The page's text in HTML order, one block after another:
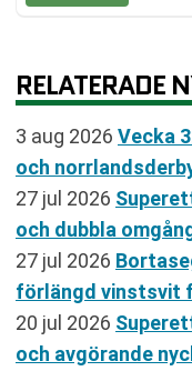
RELATERADE
3 aug 2026 Vecka
och
27 jul 2026
och dubbla
27 jul 2026
förlängd vinstsvit
20 jul 2026
och avgörande